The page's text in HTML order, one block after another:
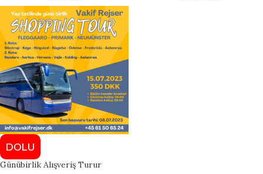
DOLU
Günübirlik Alışveriş Turur